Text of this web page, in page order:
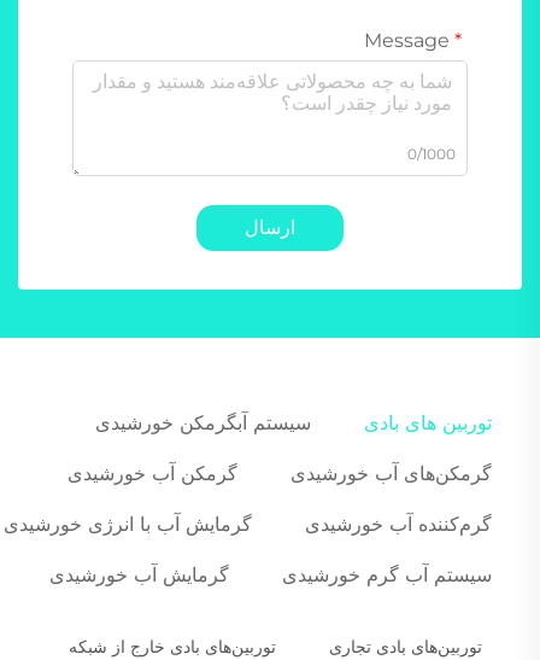
0/1000
ارسال
توربین های بادی سیستم آبگرمکن خورشیدی
گرمکن‌های آب خورشیدی گرمکن آب خورشیدی
گرم‌کننده آب خورشیدی گرمایش آب با انرژی خورشیدی
سیستم آب گرم خورشیدی گرمایش آب خورشیدی
توربین‌های بادی تجاری توربین‌های بادی خارج از شبکه